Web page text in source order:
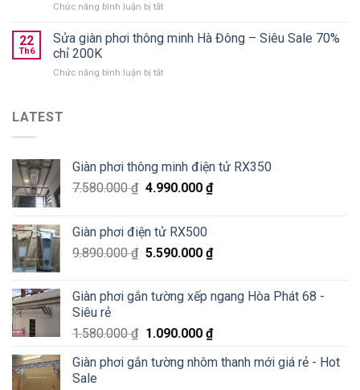
nào
Xuân
West
số
Chức năng bình luận bị tắtở
giàn
phơi
minh
Đống
Đa
22
Th6
Sửa giàn phơi thông minh Hà Đông – Siêu Sale 70%
chỉ 200K
Chức năng bình luận bị tắtở
Đông
–
Siêu
chỉ
200K
LATEST
Giàn phơi thông minh điện tử RX350
7.580.000₫ 4.990.000 ₫
Giàn phơi điện tử RX500
9.890.000₫ 5.590.000 ₫
Giàn phơi gắn tường xếp ngang Hòa Phát 68 -
Siêu rẻ
1.580.000₫ 1.090.000 ₫
Giàn phơi gắn tường nhôm thanh mới giá rẻ - Hot
Sale